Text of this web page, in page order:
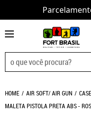
HOME AIR SOFT/ AIR GUN
MALETA PISTOLA PRETA ABS -